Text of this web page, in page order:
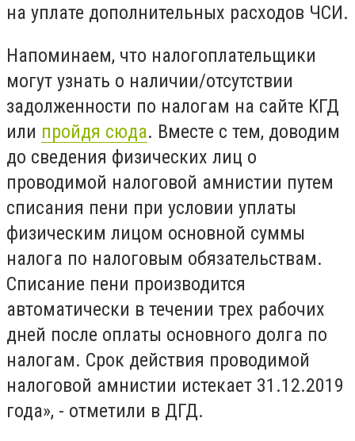
на уплате дополнительных расходов ЧСИ.
Напоминаем, что налогоплательщики
могут узнать о наличии/отсутствии
задолженности по налогам на сайте КГД
или пройдя сюда. Вместе с тем, доводим
до сведения физических лиц о
проводимой налоговой амнистии путем
списания пени при условии уплаты
физическим лицом основной суммы
налога по налоговым обязательствам.
Списание пени производится
автоматически в течении трех рабочих
дней после оплаты основного долга по
налогам. Срок действия проводимой
налоговой амнистии истекает 31.12.2019
года», - отметили в ДГД.